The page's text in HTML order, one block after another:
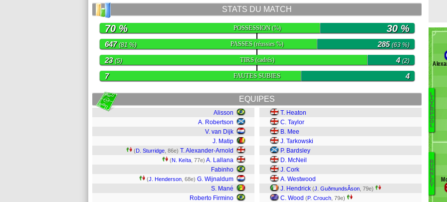
STATS DU MATCH
POSSESSION(%)
70 % 30 %
PASSES(réussies %)
647(81 %) 285(63 %)
TIRS(cadrés)
23(5) 4 (2)
FAUTES SUBIES
7 4
EQUIPES
Alisson
A. Robertson
V. van Dijk
J. Matip
(D. Sturridge , 86e) T. Alexander-Arnold
(N. Keïta , 77e) A. Lallana
Fabinho
(J. Henderson , 68e) G. Wijnaldum
S. Mané
Roberto Firmino
T. Heaton
C. Taylor
B. Mee
J. Tarkowski
P. Bardsley
D. McNeil
J. Cork
A. Westwood
J. Hendrick (J. GuðmundsÂ­son , 79e)
C. Wood (P. Crouch , 79e)
L
I
V
E
R
P
O
O
L
B
U
R
N
L
E
Y